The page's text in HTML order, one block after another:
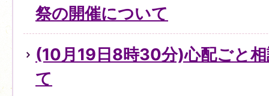
祭の開催について
(10月19日8時30分)心配ごと
て